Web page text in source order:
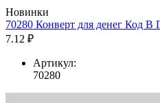
Новинки
70280 Конверт для денег Код В
7.12 ₽
Артикул:
70280